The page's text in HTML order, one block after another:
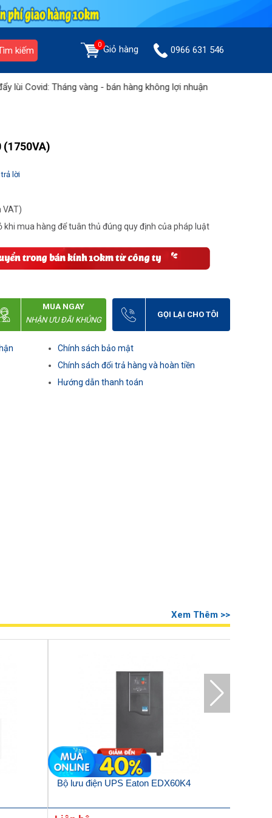
kiếm 0 Giỏ hàng 0966 631 546
Covid: Tháng vàng - bán hàng không lợi nhuận
(1750VA)
lời
VAT)
khi mua hàng để tuân thủ đúng quy định của pháp luật
MUA NGAY
NHẬN ƯU ĐÃI KHỦNG
GỌI LẠI CHO TÔI
Chính sách bảo mật
Chính sách đổi trả hàng và hoàn tiền
Hướng dẫn thanh toán
Xem Thêm >>
Bộ lưu điện UPS Eaton EDX60K4